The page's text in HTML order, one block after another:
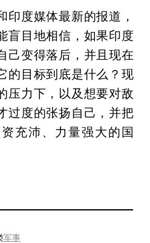
印度媒体最新的报道，
盲目地相信，如果印度
己变得落后，并且现在
的目标到底是什么？现
压力下，以及想要对敌
过度的张扬自己，并把
充沛、力量强大的国
军事